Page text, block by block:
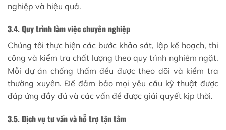
nghiệp và hiệu quả.
3.4. Quy trình làm việc chuyên nghiệp
Chúng tôi thực hiện các bước khảo sát, lập kế hoạch, thi
công và kiểm tra chất lượng theo quy trình nghiêm ngặt.
Mỗi dự án chống thấm đều được theo dõi và kiểm tra
thường xuyên. Để đảm bảo mọi yêu cầu kỹ thuật được
đáp ứng đầy đủ và các vấn đề được giải quyết kịp thời.
3.5. Dịch vụ tư vấn và hỗ trợ tận tâm